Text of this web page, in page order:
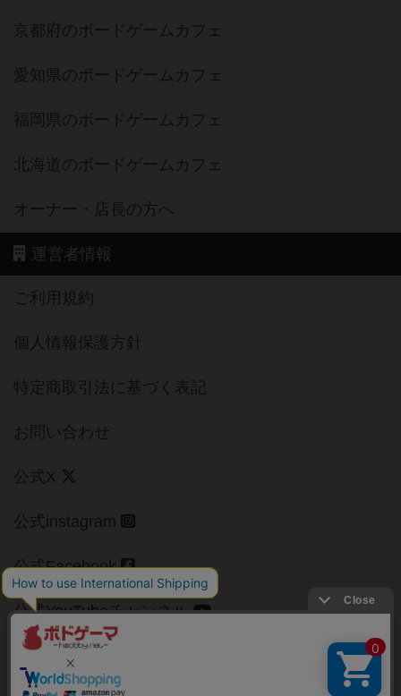
京都府のボードゲームカフェ
愛知県のボードゲームカフェ
福岡県のボードゲームカフェ
北海道のボードゲームカフェ
オーナー・店長の方へ
運営者情報
ご利用規約
個人情報保護方針
特定商取引法に基づく表記
お問い合わせ
公式X
公式instagram
公式Facebook
公式YouTubeチャンネル